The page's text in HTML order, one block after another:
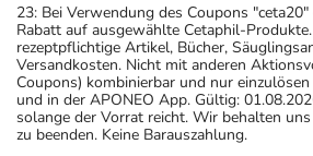
23: Bei Verwendung des Coupons
Rabatt auf ausgewählte Cetaphil-
rezeptpflichtige Artikel, Bücher,
Versandkosten. Nicht mit anderen
Coupons) kombinierbar und nur
und in der APONEO App. Gültig:
solange der Vorrat reicht. Wir behalten
zu beenden. Keine Barauszahlung.